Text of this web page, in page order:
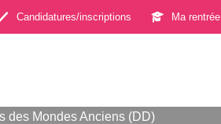
Candidatures/inscriptions Ma rentrée
des Mondes Anciens (DD)